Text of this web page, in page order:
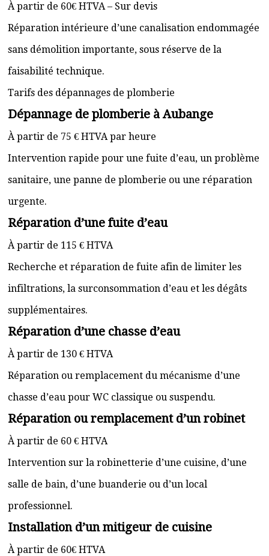
À partir de 60€ HTVA – Sur devis
Réparation intérieure d’une canalisation endommagée
sans démolition importante, sous réserve de la
faisabilité technique.
Tarifs des dépannages de plomberie
Dépannage de plomberie à Aubange
À partir de 75 € HTVA par heure
Intervention rapide pour une fuite d’eau, un problème
sanitaire, une panne de plomberie ou une réparation
urgente.
Réparation d’une fuite d’eau
À partir de 115 € HTVA
Recherche et réparation de fuite afin de limiter les
infiltrations, la surconsommation d’eau et les dégâts
supplémentaires.
Réparation d’une chasse d’eau
À partir de 130 € HTVA
Réparation ou remplacement du mécanisme d’une
chasse d’eau pour WC classique ou suspendu.
Réparation ou remplacement d’un robinet
À partir de 60 € HTVA
Intervention sur la robinetterie d’une cuisine, d’une
salle de bain, d’une buanderie ou d’un local
professionnel.
Installation d’un mitigeur de cuisine
À partir de 60€ HTVA